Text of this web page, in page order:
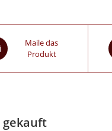
Maile das
Produkt
gekauft